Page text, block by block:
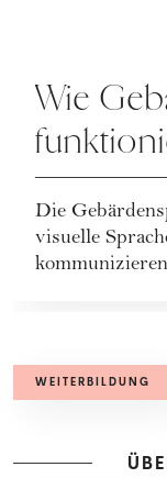
Wie
Die
visuelle
WEITERBILDUNG